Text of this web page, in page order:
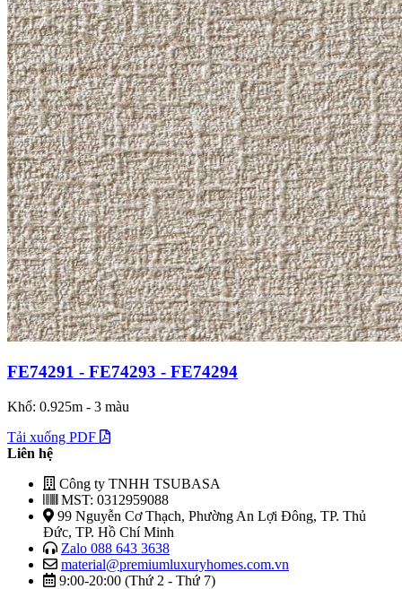
FE74291 - FE74293 - FE74294
Khổ: 0.925m - 3 màu
Tải xuống PDF
Liên hệ
Công ty TNHH TSUBASA
MST: 0312959088
99 Nguyễn Cơ Thạch, Phường An Lợi Đông, TP. Thủ
Đức, TP. Hồ Chí Minh
Zalo 088 643 3638
material@premiumluxuryhomes.com.vn
9:00-20:00 (Thứ 2 - Thứ 7)